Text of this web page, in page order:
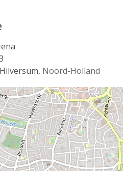
Hilversum, Noord-Holland